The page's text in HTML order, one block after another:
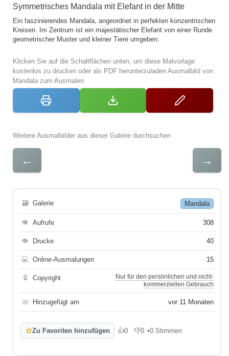
Symmetrisches Mandala mit Elefant in der Mitte
Ein faszinierendes Mandala, angeordnet in perfekten konzentrischen
Kreisen. Im Zentrum ist ein majestätischer Elefant von einer Runde
geometrischer Muster und kleiner Tiere umgeben.
Klicken Sie auf die Schaltflächen unten, um diese Malvorlage
kostenlos zu drucken oder als PDF herunterzuladen Ausmalbild von
Mandala zum Ausmalen
Weitere Ausmalbilder aus dieser Galerie durchsuchen
← →
🗃 Galerie Mandala
👁 Aufrufe 308
👁 Drucke 40
💻 Online-Ausmalungen 15
🔒 Copyright
Nur für den persönlichen und nicht-
kommerziellen Gebrauch
📅 Hinzugefügt am vor 11 Monaten
☆Zu Favoriten hinzufügen 👍0
Gefällt mir
👎0
Gefällt mir nicht
•0 Stimmen